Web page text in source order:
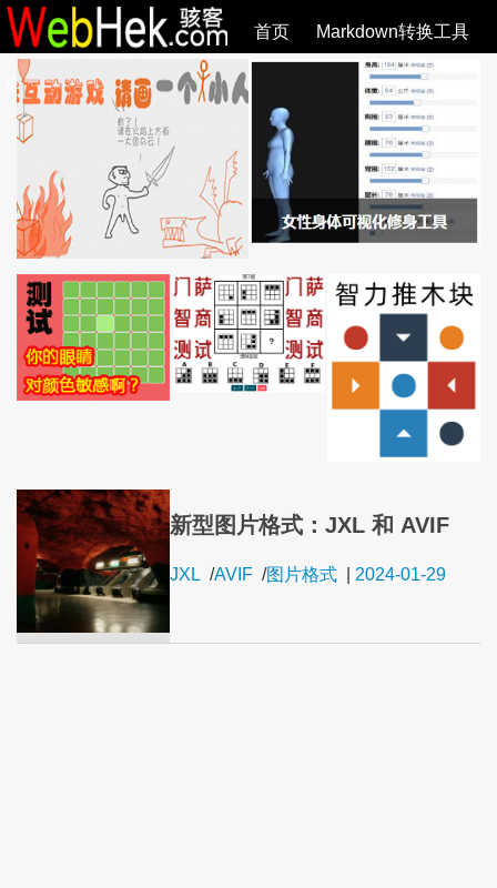
首页 Markdown转换工具
必观作品 SVG教程 SVG手册 全部文章
新型图片格式：JXL 和 AVIF
JXL /AVIF /图片格式 2024-01-29